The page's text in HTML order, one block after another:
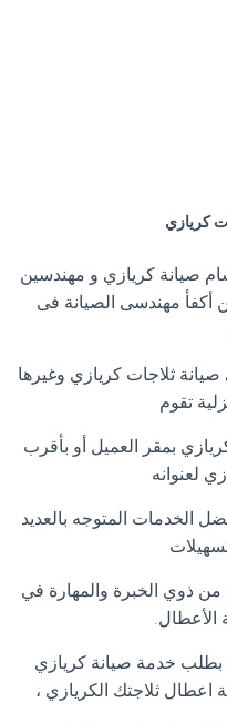
كريازي
صيانة كريازي و مهندسين
أكفأ مهندسى الصيانة فى
ثلاجات كريازي وغيرها
تقوم
بمقر العميل أو بأقرب
لعنوانه
الخدمات المتوجه بالعديد
ذوي الخبرة والمهارة في
الأعطال.
بطلب خدمة صيانة كريازي
اعطال ثلاجتك الكريازي ،